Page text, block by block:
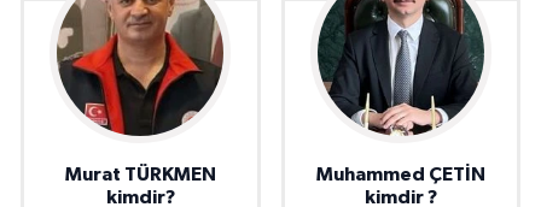
Murat TÜRKMEN
kimdir?
Muhammed ÇETİN
kimdir ?